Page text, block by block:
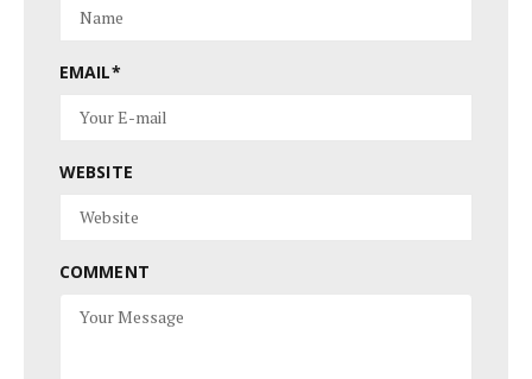
EMAIL*
WEBSITE
COMMENT